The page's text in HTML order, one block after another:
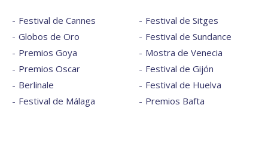
Festival de Cannes
Globos de Oro
Premios Goya
Premios Oscar
Berlinale
Festival de Málaga
Festival de Sitges
Festival de Sundance
Mostra de Venecia
Festival de Gijón
Festival de Huelva
Premios Bafta